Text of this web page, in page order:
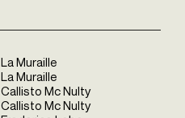
La Muraille
La Muraille
Callisto Mc Nulty
Callisto Mc Nulty